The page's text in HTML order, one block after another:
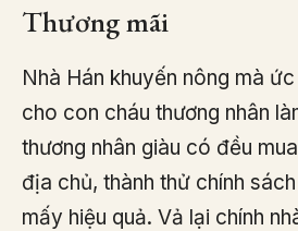
Thương mãi
Nhà Hán khuyến nông mà
cho con cháu thương nhân
thương nhân giàu có đều
địa chủ, thành thử chính
mấy hiệu quả. Vả lại chính